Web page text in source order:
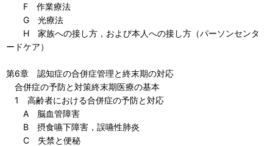
F 作業療法
G 光療法
H 家族への接し方，および本人への接し方（パーソンセンタ
ードケア）
第6章 認知症の合併症管理と終末期の対応
合併症の予防と対策終末期医療の基本
1 高齢者における合併症の予防と対応
A 脳血管障害
B 摂食嚥下障害，誤嚥性肺炎
C 失禁と便秘